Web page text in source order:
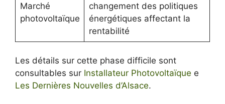
Marché
photovoltaïque
changement des politiques
énergétiques affectant la
rentabilité
Les détails sur cette phase difficile sont
consultables sur Installateur Photovoltaïque e
Les Dernières Nouvelles d’Alsace.